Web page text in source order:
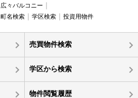
広々バルコニー
町名検索 学区検索 投資用物件
売買物件検索
学区から検索
物件閲覧履歴